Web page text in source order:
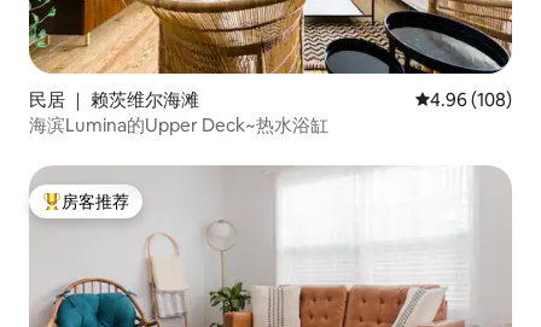
民居 ｜ 赖茨维尔海滩 平均评分 4.96
4.96 (108)
海滨Lumina的Upper Deck~热水浴缸
热门「房客推荐」
房客推荐